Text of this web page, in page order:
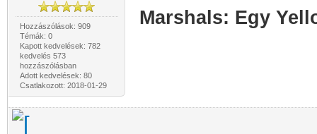
Hozzászólások: 909
Témák: 0
Kapott kedvelések: 782
kedvelés 573
hozzászólásban
Adott kedvelések: 80
Csatlakozott: 2018-01-29
Marshals: Egy